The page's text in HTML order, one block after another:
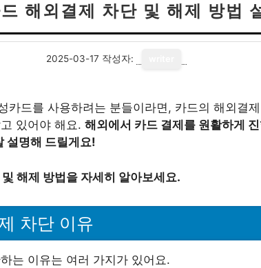
해외결제 차단 및 해제 방법
2025-03-17 작성자:
카드를 사용하려는 분들이라면, 카드의 해외결
있어야 해요. 해외에서 카드 결제를 원활하게
설명해 드릴게요!
해제 방법을 자세히 알아보세요.
차단 이유
는 이유는 여러 가지가 있어요.